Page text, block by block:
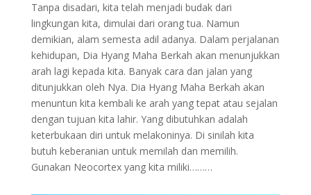
Tanpa disadari, kita telah menjadi budak dari
lingkungan kita, dimulai dari orang tua. Namun
demikian, alam semesta adil adanya. Dalam perjalanan
kehidupan, Dia Hyang Maha Berkah akan menunjukkan
arah lagi kepada kita. Banyak cara dan jalan yang
ditunjukkan oleh Nya. Dia Hyang Maha Berkah akan
menuntun kita kembali ke arah yang tepat atau sejalan
dengan tujuan kita lahir. Yang dibutuhkan adalah
keterbukaan diri untuk melakoninya. Di sinilah kita
butuh keberanian untuk memilah dan memilih.
Gunakan Neocortex yang kita miliki………